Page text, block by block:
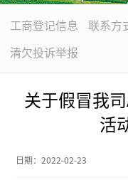
工商登记信息 联系方
清欠投诉举报
关于假冒我
活
日期：2022-02-23